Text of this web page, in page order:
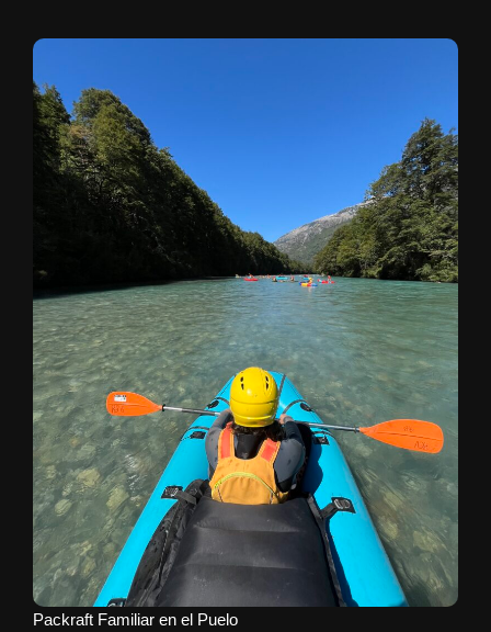
Packraft Familiar en el Puelo